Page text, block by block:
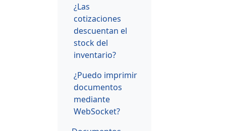
¿Las
cotizaciones
descuentan el
stock del
inventario?
¿Puedo imprimir
documentos
mediante
WebSocket?